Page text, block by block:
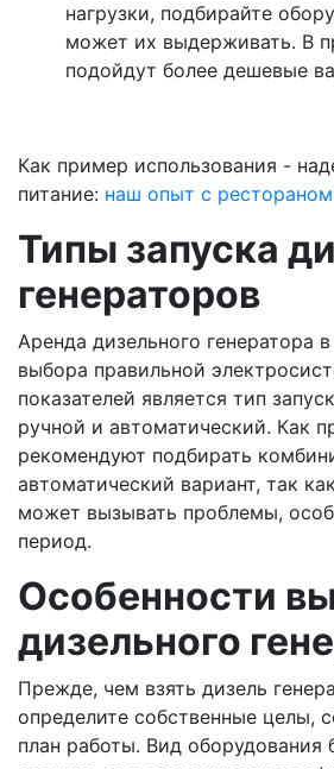
нагрузки, подбирайте
может их выдерживать. В
подойдут более дешевые
Как пример использования -
питание: наш опыт с рестораном
Типы запуска
генераторов
Аренда дизельного генератора
выбора правильной
показателей является тип
ручной и автоматический. Как
рекомендуют подбирать
автоматический вариант, так
может вызывать проблемы,
период.
Особенности
дизельного
Прежде, чем взять дизель
определите собственные целы,
план работы. Вид оборудования